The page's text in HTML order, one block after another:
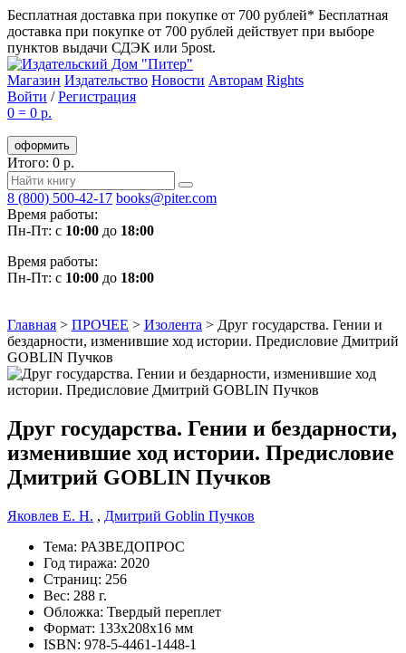
Бесплатная доставка при покупке от 700 рублей* Бесплатная
доставка при покупке от 700 рублей действует при выборе
пунктов выдачи СДЭК или 5post.
Магазин Издательство Новости Авторам Rights
Войти /Регистрация
0 = 0 р.
оформить
Итого: 0 р.
8 (800) 500-42-17 books@piter.com
Время работы:
Пн-Пт: с 10:00 до 18:00
Время работы:
Пн-Пт: с 10:00 до 18:00
Главная > ПРОЧЕЕ > Изолента > Друг государства. Гении и
бездарности, изменившие ход истории. Предисловие Дмитрий
GOBLIN Пучков
Друг государства. Гении и бездарности,
изменившие ход истории. Предисловие
Дмитрий GOBLIN Пучков
Яковлев Е. Н. , Дмитрий Goblin Пучков
Тема: РАЗВЕДОПРОС
Год тиража: 2020
Страниц: 256
Вес: 288 г.
Обложка: Твердый переплет
Формат: 133х208х16 мм
ISBN: 978-5-4461-1448-1